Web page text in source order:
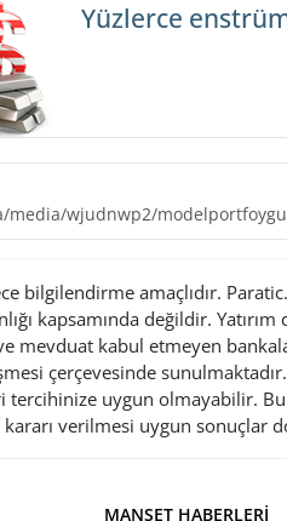
Yüzlerce
wjudnwp2/
bilgilendirme amaçlıdır.
kapsamında değildir.
mevduat kabul etmeyen
çerçevesinde
uygun olmayabilir. Bu
kararı verilmesi uygun sonuçlar
MANŞET HABERLERI